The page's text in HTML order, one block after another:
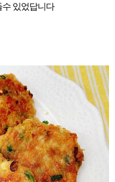
수 있었답니다